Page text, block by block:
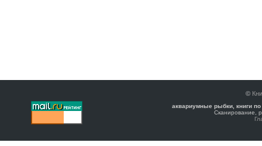
©
аквариумные рыбки, книги
Сканирование,